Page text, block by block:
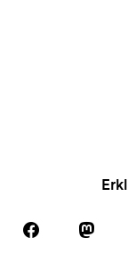
Folgen
Auf